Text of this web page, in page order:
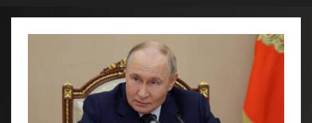
ремонте
Вашего